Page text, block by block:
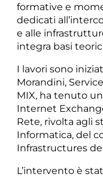
formative e
dedicati
e alle
integra basi
I lavori sono
Morandini,
MIX, ha tenuto
Internet
Rete, rivolta agli
Informatica, del
Infrastructures
L’intervento è